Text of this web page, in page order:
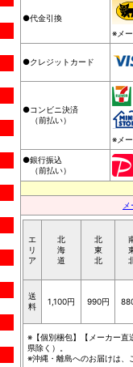
●代金引換
※メ
●クレジットカード
●コンビニ決済
（前払い）
※メ
●銀行振込
（前払い）
エ
リ
ア
北
海
道
北
東
北
送
料
1,100円 990円
※【個別梱包】【メーカー直
県除く）。
※沖縄・離島へのお届けは、